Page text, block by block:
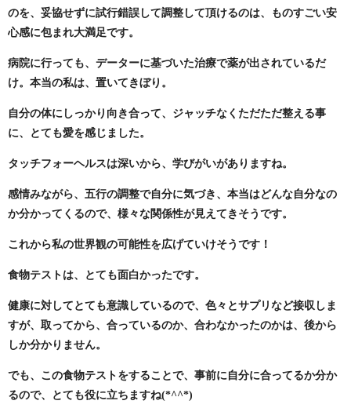
のを、 妥協せずに試行錯誤して調整して頂けるのは、ものすごい安
心感に包まれ大満足です。
病院に行っても、データーに基づいた治療で薬が出されているだ
け。 本当の私は、置いてきぼり。
自分の体にしっかり向き合って、ジャッチなくただただ整える事
に、
とても愛を感じました。
タッチフォーヘルスは深いから、学びがいがありますね。
感情みながら、五行の調整で自分に気づき、 本当はどんな自分なの
か分かってくるので、様々な関係性が見えてきそうです。
これから私の世界観の可能性を広げていけそうです！
食物テストは、とても面白かったです。
健康に対してとても意識しているので、色々とサプリなど接収しま
すが、 取ってから、合っているのか、合わなかったのかは、後から
しか分かりません。
でも、この食物テストをすることで、事前に自分に合ってるか分か
るので、
とても役に立ちますね(*^^*)